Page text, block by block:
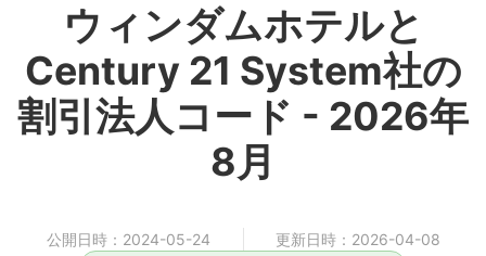
ウィンダムホテルと
Century 21 System社の
割引法人コード - 2026年
8月
公開日時：2024-05-24 更新日時：2026-04-08